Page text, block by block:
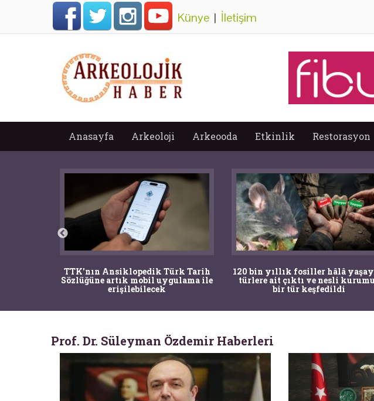
Künye | İletişim
Anasayfa Arkeoloji Arkeooda Etkinlik Restorasyon
TTK'nın Ansiklopedik Türk Tarih
Sözlüğüne artık mobil uygulama ile
erişilebilecek
120 bin yıllık fosiller hâlâ
türlere ait çıktı ve nesli
bir tür keşfedildi
Prof. Dr. Süleyman Özdemir Haberleri